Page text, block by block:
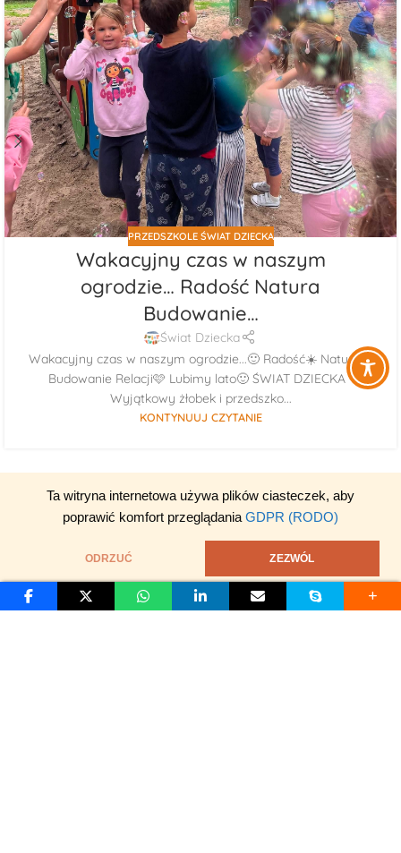
Ta witryna internetowa używa plików ciasteczek, aby
poprawić komfort przeglądania GDPR (RODO)
ODRZUĆ ZEZWÓL
PRZEDSZKOLE ŚWIAT DZIECKA
Wakacyjny czas w naszym
ogrodzie… Radość Natura
Budowanie…
Świat Dziecka
Wakacyjny czas w naszym ogrodzie...🙂 Radość☀️ Natura🌳
Budowanie Relacji🩷 Lubimy lato🙂 ŚWIAT DZIECKA -
Wyjątkowy żłobek i przedszko...
KONTYNUUJ CZYTANIE